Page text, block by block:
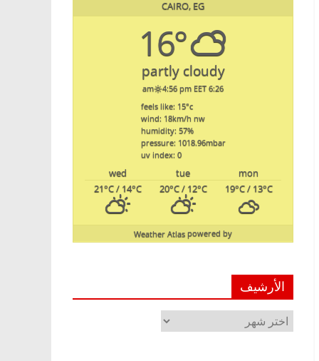
CAIRO, EG
16°
partly cloudy
6:26 am
4:56 pm EET
feels like: 15°c
wind: 18km/h nw
humidity: 57%
pressure: 1018.96mbar
uv index: 0
mon
tue
wed
19°C/ 13°C
20°C/ 12°C
21°C/ 14°C
powered by
Weather Atlas
الأرشيف
الأرشيف